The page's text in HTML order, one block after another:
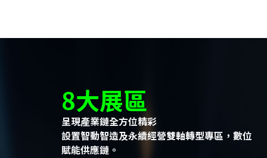
8大展區
呈現產業鏈全方位精彩
設置智動智造及永續經營雙軸轉型專區，數位
賦能供應鏈。